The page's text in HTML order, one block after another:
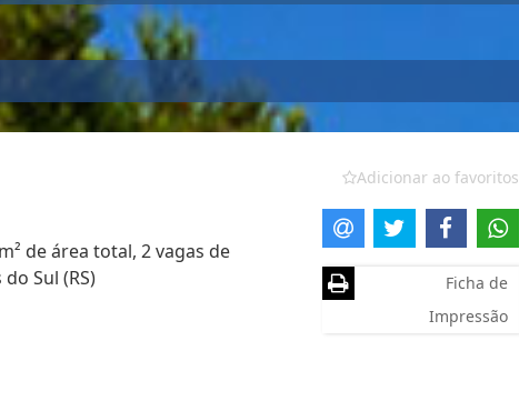
de área total, 2 vagas de
Sul (RS)
Adicionar ao favoritos
Ficha de
Impressão